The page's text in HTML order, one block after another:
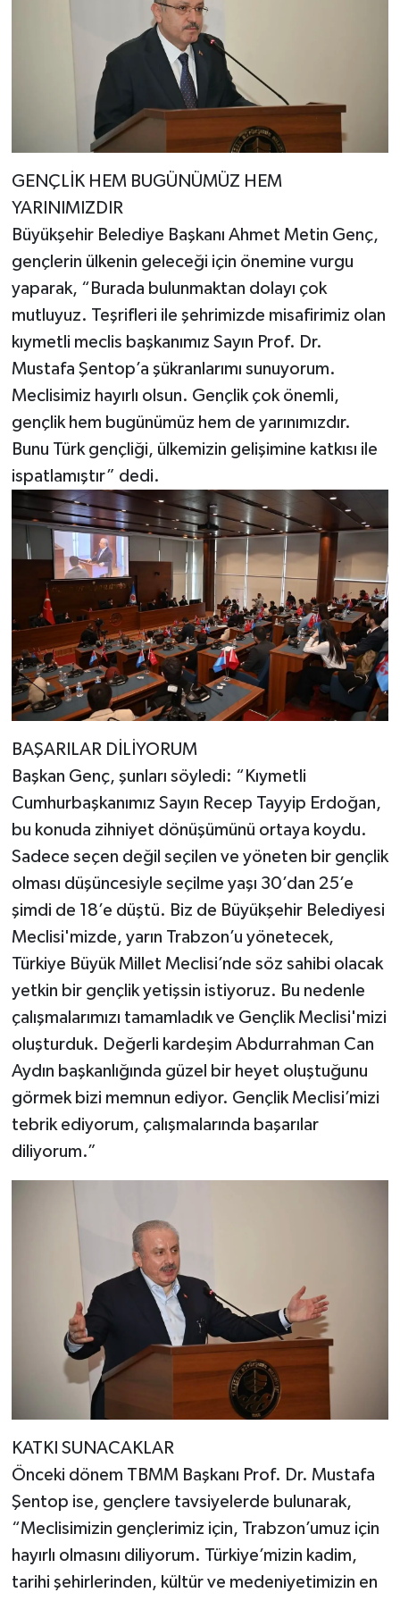
GENÇLİK HEM BUGÜNÜMÜZ HEM
YARINIMIZDIR
Büyükşehir Belediye Başkanı Ahmet Metin Genç,
gençlerin ülkenin geleceği için önemine vurgu
yaparak, “Burada bulunmaktan dolayı çok
mutluyuz. Teşrifleri ile şehrimizde misafirimiz olan
kıymetli meclis başkanımız Sayın Prof. Dr.
Mustafa Şentop’a şükranlarımı sunuyorum.
Meclisimiz hayırlı olsun. Gençlik çok önemli,
gençlik hem bugünümüz hem de yarınımızdır.
Bunu Türk gençliği, ülkemizin gelişimine katkısı ile
ispatlamıştır” dedi.
BAŞARILAR DİLİYORUM
Başkan Genç, şunları söyledi: “Kıymetli
Cumhurbaşkanımız Sayın Recep Tayyip Erdoğan,
bu konuda zihniyet dönüşümünü ortaya koydu.
Sadece seçen değil seçilen ve yöneten bir gençlik
olması düşüncesiyle seçilme yaşı 30’dan 25’e
şimdi de 18’e düştü. Biz de Büyükşehir Belediyesi
Meclisi'mizde, yarın Trabzon’u yönetecek,
Türkiye Büyük Millet Meclisi’nde söz sahibi olacak
yetkin bir gençlik yetişsin istiyoruz. Bu nedenle
çalışmalarımızı tamamladık ve Gençlik Meclisi'mizi
oluşturduk. Değerli kardeşim Abdurrahman Can
Aydın başkanlığında güzel bir heyet oluştuğunu
görmek bizi memnun ediyor. Gençlik Meclisi’mizi
tebrik ediyorum, çalışmalarında başarılar
diliyorum.”
KATKI SUNACAKLAR
Önceki dönem TBMM Başkanı Prof. Dr. Mustafa
Şentop ise, gençlere tavsiyelerde bulunarak,
“Meclisimizin gençlerimiz için, Trabzon’umuz için
hayırlı olmasını diliyorum. Türkiye’mizin kadim,
tarihi şehirlerinden, kültür ve medeniyetimizin en